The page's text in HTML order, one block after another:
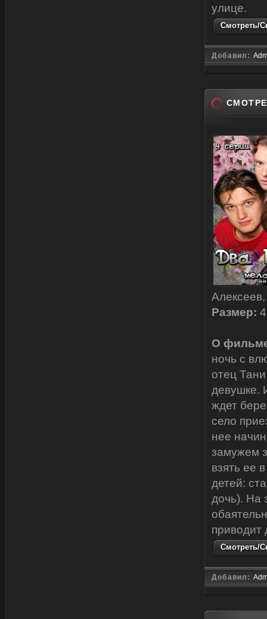
улице.
Смотреть/
Добавил:
Размер:
О
ночь с
отец
девушке.
ждет
село
нее
замужем
взять ее
детей:
дочь). На
приводит
Смотреть/
Добавил: